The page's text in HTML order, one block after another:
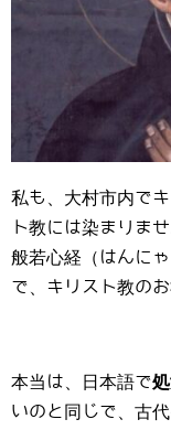
私も、大村市内で
ト教には染まりま
般若心経（はんに
で、キリスト教の
本当は、日本語で
いのと同じで、古